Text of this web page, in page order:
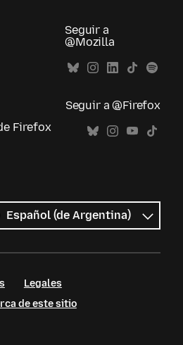
Firefox
Seguir a
@Mozilla
Seguir a @Firefox
Legales
de este sitio